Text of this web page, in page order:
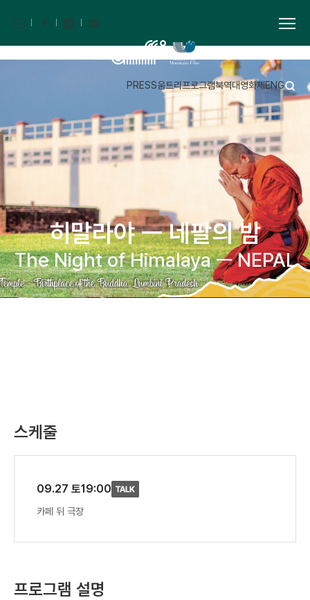
PRESS움트리프로그램북역대영화제ENG
히말라야 ㅡ 네팔의 밤
The Night of Himalaya ㅡ NEPAL
스케줄
09.27 토19:00
카페 뒤 극장
프로그램 설명